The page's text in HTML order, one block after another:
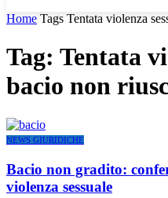
Home Tags Tentata violenza
Tag: Tentata
bacio non
NEWS GIURIDICHE
Bacio non gradito:
violenza sessuale